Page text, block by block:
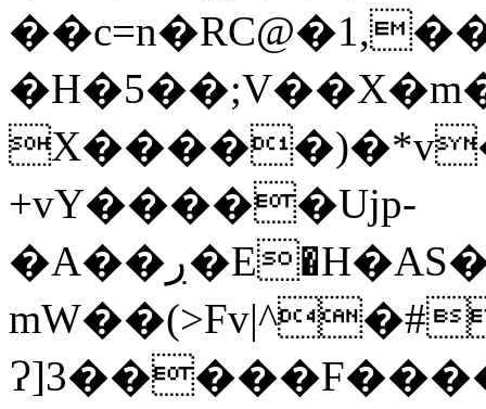
+vY�����Ujp-
�A��ڔ�E�Н�AS�t�s�FR\��ĥ�L+�l�L˳Rkc�+7�2�w��Z�D�����%P`�Ҡ